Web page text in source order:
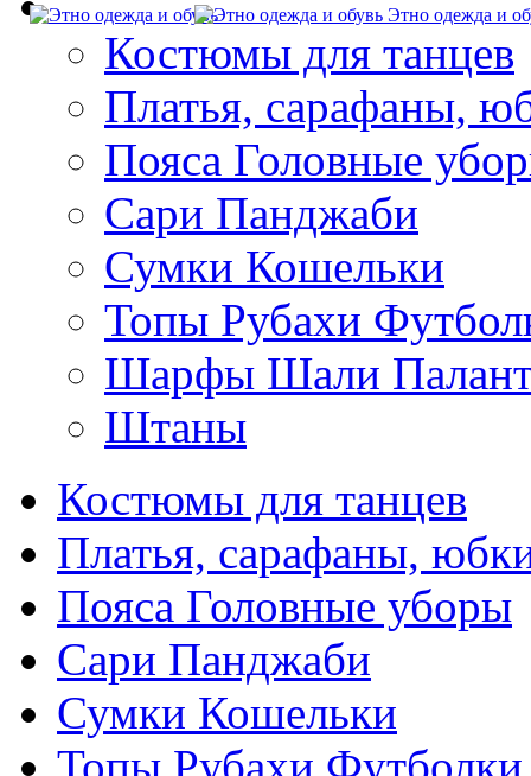
Этно одежда и
Костюмы для танцев
Платья, сарафаны,
Пояса Головные
Сари Панджаби
Сумки Кошельки
Топы Рубахи
Шарфы Шали
Штаны
Костюмы для танцев
Платья, сарафаны,
Пояса Головные уборы
Сари Панджаби
Сумки Кошельки